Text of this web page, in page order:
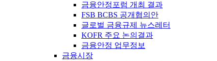
금융안정포럼 개최 결과
FSB BCBS 공개협의안
글로벌 금융규제 뉴스레터
KOFR 주요 논의결과
금융안정 업무정보
금융시장